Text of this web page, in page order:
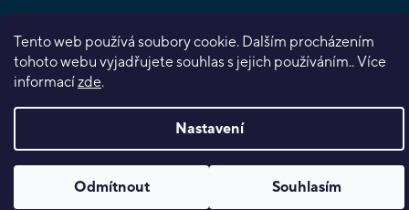
Tento web používá soubory cookie. Dalším procházením
tohoto webu vyjadřujete souhlas s jejich používáním.. Více
informacízde.
Nastavení
Odmítnout Souhlasím
Vytvořil Shoptet Premium
Copyright 2026Planeta her. Všechna práva vyhrazena.